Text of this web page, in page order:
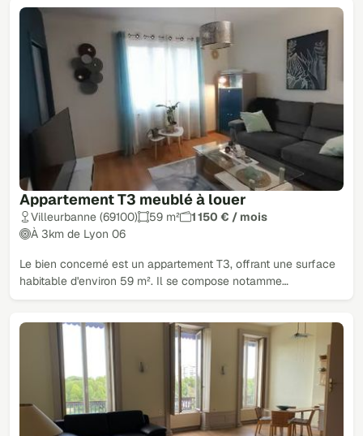
Appartement T3 meublé à louer
Villeurbanne (69100) 59 m²
1 150 € / mois
À 3km de Lyon 06
Le bien concerné est un appartement T3, offrant une surface
habitable d'environ 59 m². Il se compose notamme…